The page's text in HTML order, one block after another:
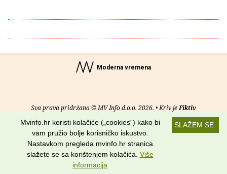
Moderna vremena
Sva prava pridržana © MV Info d.o.o. 2026. • Kriv jeFiktiv
Uvjeti korištenja RSS kanali
Potraži nas na:
SLAŽEM SE
Mvinfo.hr koristi kolačiće („cookies“) kako bi
vam pružio bolje korisničko iskustvo.
Nastavkom pregleda mvinfo.hr stranica
slažete se sa korištenjem kolačića. Više
informacija